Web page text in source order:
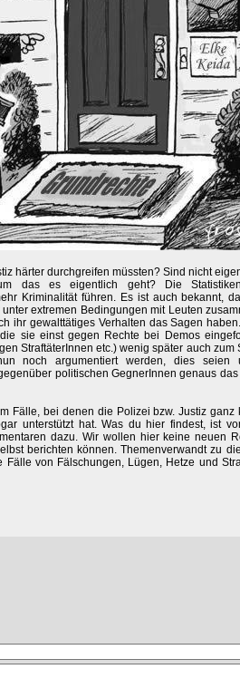
härter durchgreifen müssten? Sind nicht
das es eigentlich geht? Die
Kriminalität führen. Es ist auch bekannt,
extremen Bedingungen mit Leuten
ihr gewalttätiges Verhalten das Sagen
sie einst gegen Rechte bei Demos
StraftäterInnen etc.) wenig später auch zum
noch argumentiert werden, dies seien
politischen GegnerInnen genaus
Fälle, bei denen die Polizei bzw. Justiz ganz
unterstützt hat. Was du hier findest, ist
dazu. Wir wollen hier keine neuen
berichten können. Themenverwandt zu
von Fälschungen, Lügen, Hetze und